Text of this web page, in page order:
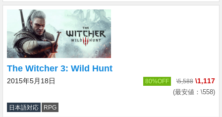
The Witcher 3: Wild Hunt
2015年5月18日 80%OFF \5,588 \1,117
(最安値：\558)
日本語対応 RPG